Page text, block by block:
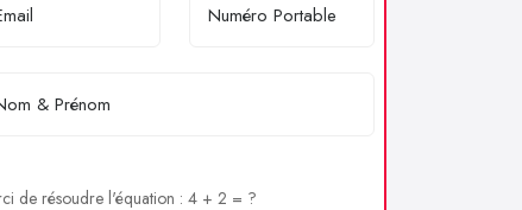
de résoudre l'équation : 4 + 2 = ?